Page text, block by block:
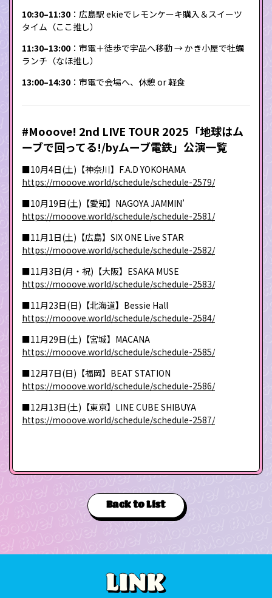
10:30–11:30 ：広島駅 ekieでレモンケーキ購入＆スイーツ
タイム（ここ推し）
11:30–13:00 ：市電＋徒歩で宇品へ移動 → かき小屋で牡蠣
ランチ（なほ推し）
13:00–14:30 ：市電で会場へ、休憩 or 軽食
#Mooove! 2nd LIVE TOUR 2025「地球はム
ーブで回ってる!/by️ムーブ電鉄」公演一覧
■10月4日(土)【神奈川】F.A.D YOKOHAMA
https://mooove.world/schedule/schedule-2579/
■10月19日(土)【愛知】NAGOYA JAMMIN’
https://mooove.world/schedule/schedule-2581/
■11月1日(土)【広島】SIX ONE Live STAR
https://mooove.world/schedule/schedule-2582/
■11月3日(月・祝)【大阪】ESAKA MUSE
https://mooove.world/schedule/schedule-2583/
■11月23日(日)【北海道】Bessie Hall
https://mooove.world/schedule/schedule-2584/
■11月29日(土)【宮城】MACANA
https://mooove.world/schedule/schedule-2585/
■12月7日(日)【福岡】BEAT STATION
https://mooove.world/schedule/schedule-2586/
■12月13日(土)【東京】LINE CUBE SHIBUYA
https://mooove.world/schedule/schedule-2587/
Back to List